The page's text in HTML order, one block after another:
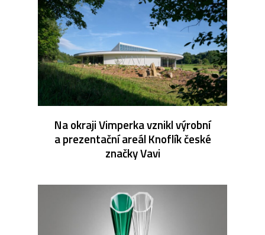
Na okraji Vimperka vznikl výrobní
a prezentační areál Knoflík české
značky Vavi